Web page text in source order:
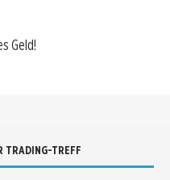
Geld!
TRADING-TREFF